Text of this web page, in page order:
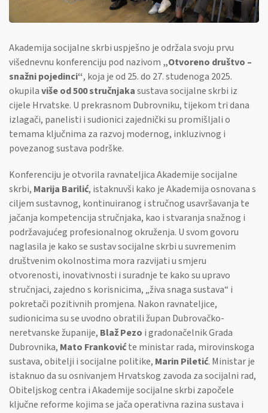
Akademija socijalne skrbi uspješno je održala svoju prvu
višednevnu konferenciju pod nazivom „Otvoreno društvo –
snažni pojedinci“, koja je od 25. do 27. studenoga 2025.
okupilaviše od 500 stručnjakasustava socijalne skrbi iz
cijele Hrvatske. U prekrasnom Dubrovniku, tijekom tri dana
izlagači, panelisti i sudionici zajednički su promišljali o
temama ključnima za razvoj modernog, inkluzivnog i
povezanog sustava podrške.
Konferenciju je otvorila ravnateljica Akademije socijalne
skrbi, Marija Barilić, istaknuvši kako je Akademija osnovana s
ciljem sustavnog, kontinuiranog i stručnog usavršavanja te
jačanja kompetencija stručnjaka, kao i stvaranja snažnog i
podržavajućeg profesionalnog okruženja. U svom govoru
naglasila je kako se sustav socijalne skrbi u suvremenim
društvenim okolnostima mora razvijati u smjeru
otvorenosti, inovativnosti i suradnje te kako su upravo
stručnjaci, zajedno s korisnicima, „živa snaga sustava“ i
pokretači pozitivnih promjena. Nakon ravnateljice,
sudionicima su se uvodno obratili župan Dubrovačko-
neretvanske županije, BlažPezo i gradonačelnik Grada
Dubrovnika, Mato Frankovićte ministar rada, mirovinskoga
sustava, obitelji i socijalne politike, Marin Piletić. Ministar je
istaknuo da su osnivanjem Hrvatskog zavoda za socijalni rad,
Obiteljskog centra i Akademije socijalne skrbi započele
ključne reforme kojima se jača operativna razina sustava i